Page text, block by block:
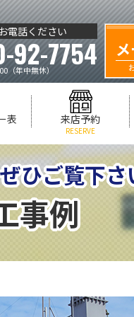
電話ください
92-7754
年中無休）
表 来店予約
RESERVE
ひご覧下さ
事例